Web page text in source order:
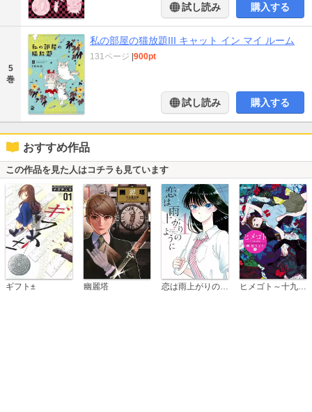
試し読み 購入する
5
巻
私の部屋の猫放題III キャット イン マイ ルーム
131ページ 900pt
試し読み 購入する
おすすめ作品
この作品を見た人はコチラも見ています
ギフト± 幽麗塔 恋は雨上がりのように ヒメゴト～十九歳の制服～